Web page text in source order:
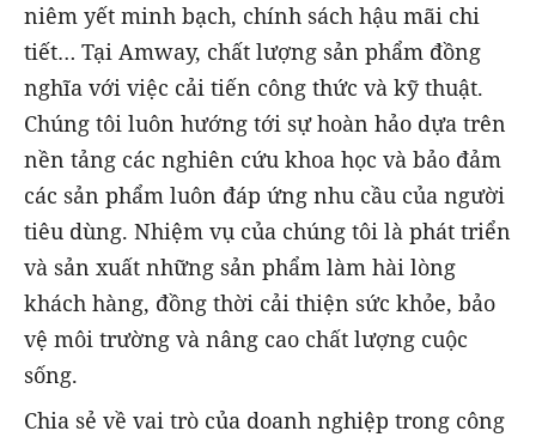
niêm yết minh bạch, chính sách hậu mãi chi
tiết… Tại Amway, chất lượng sản phẩm đồng
nghĩa với việc cải tiến công thức và kỹ thuật.
Chúng tôi luôn hướng tới sự hoàn hảo dựa trên
nền tảng các nghiên cứu khoa học và bảo đảm
các sản phẩm luôn đáp ứng nhu cầu của người
tiêu dùng. Nhiệm vụ của chúng tôi là phát triển
và sản xuất những sản phẩm làm hài lòng
khách hàng, đồng thời cải thiện sức khỏe, bảo
vệ môi trường và nâng cao chất lượng cuộc
sống.
Chia sẻ về vai trò của doanh nghiệp trong công